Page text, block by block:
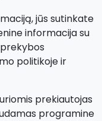
jūs sutinkate
informacija su
politikoje ir
prekiautojas
programine